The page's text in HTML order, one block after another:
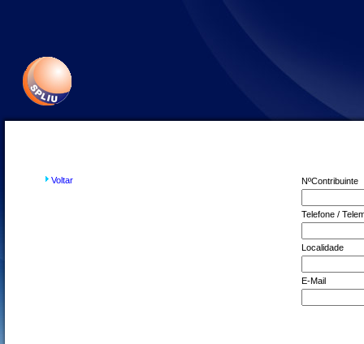
Voltar NºContribuinte
Telefone /
Localidade
E-Mail